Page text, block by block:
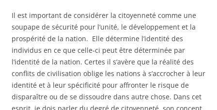
Il est important de considérer la citoyenneté comme une
soupape de sécurité pour l’unité, le développement et la
prospérité de la nation. Elle détermine l’identité des
individus en ce que celle-ci peut être déterminée par
l’identité de la nation. Certes il s’avère que la réalité des
conflits de civilisation oblige les nations à s’accrocher à leur
identité et à leur spécificité pour affronter le risque de
disparaître ou de se dissoudre dans autre chose. Dans cet